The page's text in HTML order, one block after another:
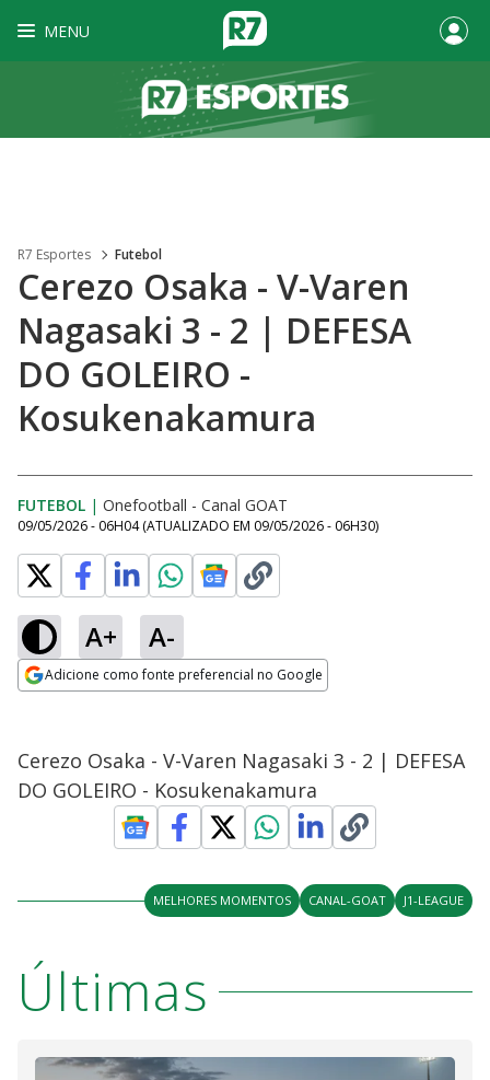
MENU
R7 Esportes Futebol
Cerezo Osaka - V-Varen
Nagasaki 3 - 2 | DEFESA
DO GOLEIRO -
Kosukenakamura
FUTEBOL | Onefootball - Canal GOAT
09/05/2026 - 06H04 (ATUALIZADO EM 09/05/2026 - 06H30)
A+ A-
Adicione como fonte preferencial no Google
Cerezo Osaka - V-Varen Nagasaki 3 - 2 | DEFESA
DO GOLEIRO - Kosukenakamura
MELHORES MOMENTOS CANAL-GOAT J1-LEAGUE
Últimas